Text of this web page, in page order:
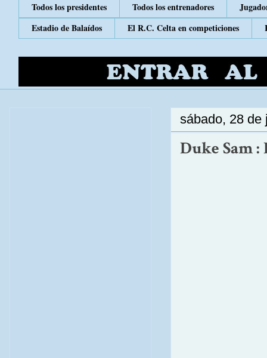
Todos los presidentes Todos los entrenadores
Estadio de Balaídos
El R.C. Celta en competiciones
sábado, 28 de
Duke Sam :